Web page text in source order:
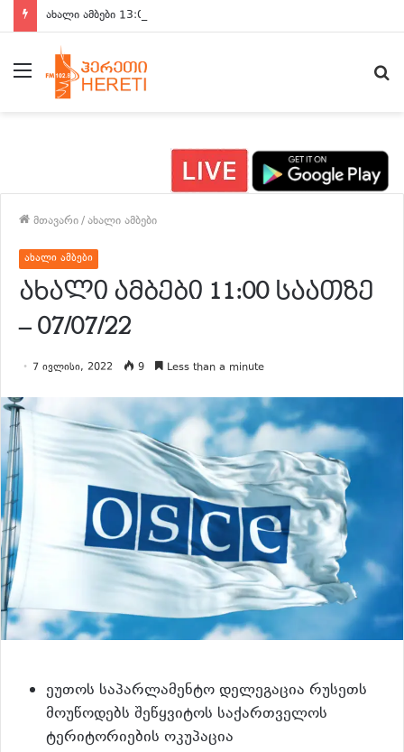
ახალი ამბები 13:00 საათზე
მენიუ
მთავარი/ახალი ამბები
ახალი ამბები
ახალი ამბები 11:00 საათზე
– 07/07/22
7 ივლისი, 2022 9 Less than a minute
ეუთოს საპარლამენტო დელეგაცია რუსეთს
მოუწოდებს შეწყვიტოს საქართველოს
ტერიტორიების ოკუპაცია